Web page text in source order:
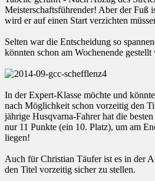
Meisterschaftsführender! Aber der Fuß
wird er auf einen Start verzichten
Selten war die Entscheidung so
könnten schon am Wochenende gestellt
In der Expert-Klasse möchte und
nach Möglichkeit schon vorzeitig den
jährige Husqvarna-Fahrer hat die
nur 11 Punkte (ein 10. Platz), um am
liegen!
Auch für Christian Täufer ist es in der
den Titel vorzeitig sicher zu stellen.